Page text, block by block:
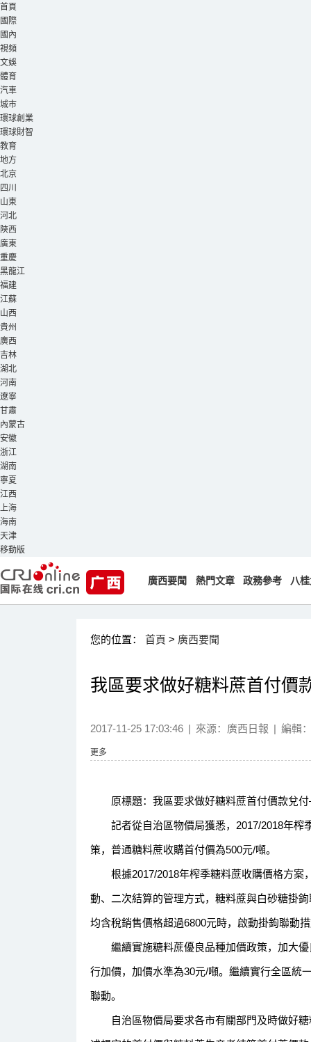
首頁
國際
國內
視頻
文娛
體育
汽車
城市
環球創業
環球財智
教育
地方
北京
四川
山東
河北
陝西
廣東
重慶
黑龍江
福建
江蘇
山西
貴州
廣西
吉林
湖北
河南
遼寧
甘肅
內蒙古
安徽
浙江
湖南
寧夏
江西
上海
海南
天津
移動版
廣西要聞 熱門文章 政務參考 八
您的位置： 首頁 > 廣西要聞
我區要求做好糖料蔗首付價
2017-11-25 17:03:46 | 來源： 廣西日報 | 編輯
更多
原標題：我區要求做好糖料蔗首付價款兌
記者從自治區物價局獲悉，2017/2018年榨
策，普通糖料蔗收購首付價為500元/噸。
根據2017/2018年榨季糖料蔗收購價格方案
動、二次結算的管理方式，糖料蔗與白砂糖掛
均含稅銷售價格超過6800元時，啟動掛鉤聯動
繼續實施糖料蔗優良品種加價政策，加大優
行加價，加價水準為30元/噸。繼續實行全區統
聯動。
自治區物價局要求各市有關部門及時做好糖